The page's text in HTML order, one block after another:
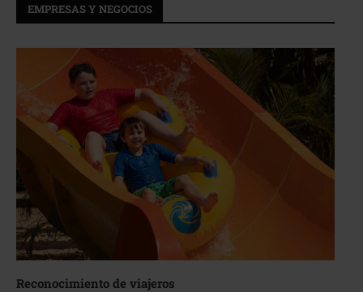
EMPRESAS Y NEGOCIOS
Reconocimiento de viajeros